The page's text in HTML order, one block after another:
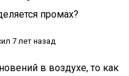
промах?
7 лет назад
в воздухе, то как